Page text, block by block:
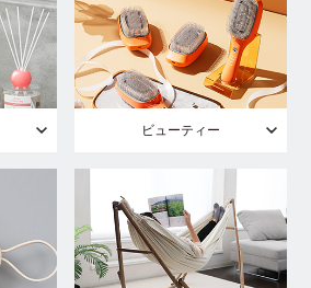
ビューティー